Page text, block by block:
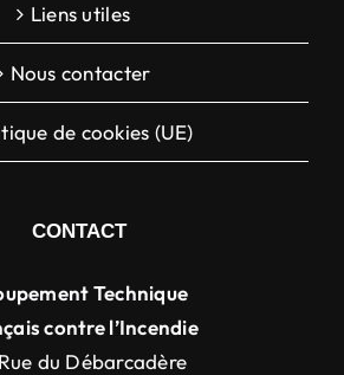
Liens utiles
Nous contacter
de cookies (UE)
CONTACT
Technique
contre l’Incendie
du Débarcadère